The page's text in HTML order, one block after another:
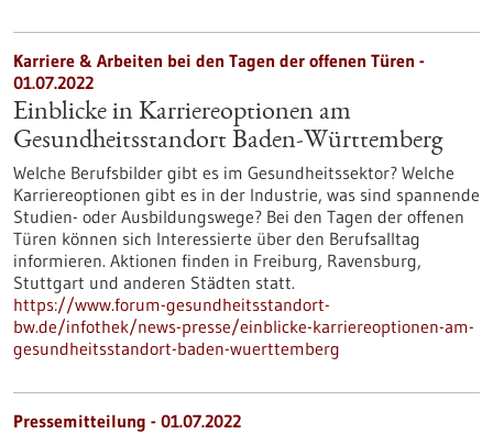
Karriere & Arbeiten bei den Tagen der offenen Türen -
01.07.2022
Einblicke in Karriereoptionen am
Gesundheitsstandort Baden-Württemberg
Welche Berufsbilder gibt es im Gesundheitssektor? Welche
Karriereoptionen gibt es in der Industrie, was sind spannende
Studien- oder Ausbildungswege? Bei den Tagen der offenen
Türen können sich Interessierte über den Berufsalltag
informieren. Aktionen finden in Freiburg, Ravensburg,
Stuttgart und anderen Städten statt.
https://www.forum-gesundheitsstandort-
bw.de/infothek/news-presse/einblicke-karriereoptionen-am-
gesundheitsstandort-baden-wuerttemberg
Pressemitteilung - 01.07.2022